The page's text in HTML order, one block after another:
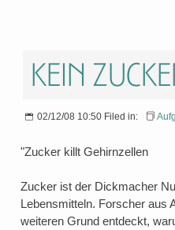
Kein
02/12/08 10:50 Filed in:
"Zucker killt Gehirnzellen
Zucker ist der Dickmacher
Lebensmitteln. Forscher aus
weiteren Grund entdeckt,